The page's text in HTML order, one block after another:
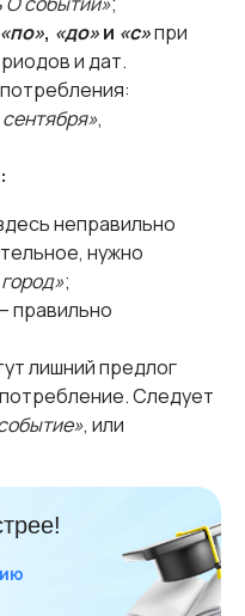
«по», «до»и «с»при
и дат.
,
неправильно
нужно
;
правильно
лишний предлог
Следует
, или